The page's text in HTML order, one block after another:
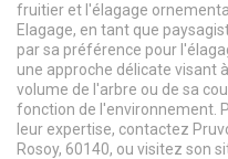
fruitier et l'élagage
Elagage, en tant que
par sa préférence pour
une approche délicate visant
volume de l'arbre ou de sa
fonction de l'environnement.
leur expertise, contactez
Rosoy, 60140, ou visitez son